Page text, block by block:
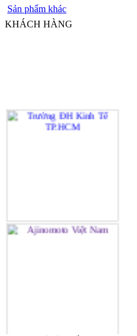
Sản phẩm khác
KHÁCH HÀNG